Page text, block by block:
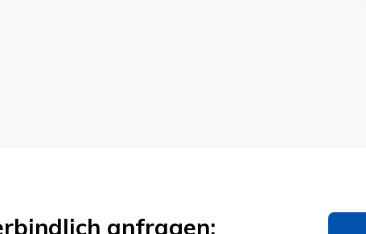
anfragen: